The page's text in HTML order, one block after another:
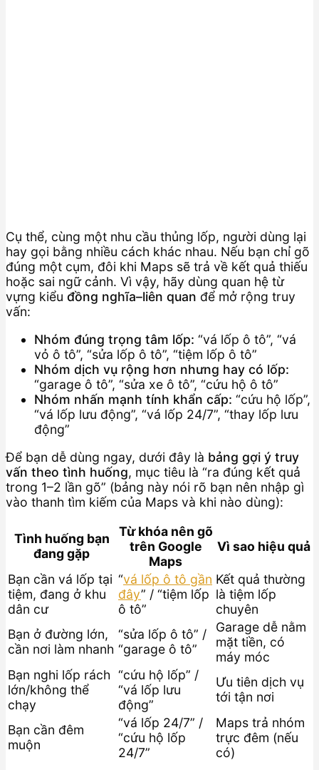
Cụ thể, cùng một nhu cầu thủng lốp, người dùng lại
hay gọi bằng nhiều cách khác nhau. Nếu bạn chỉ gõ
đúng một cụm, đôi khi Maps sẽ trả về kết quả thiếu
hoặc sai ngữ cảnh. Vì vậy, hãy dùng quan hệ từ
vựng kiểu đồng nghĩa–liên quan để mở rộng truy
vấn:
Nhóm đúng trọng tâm lốp: “vá lốp ô tô”, “vá
vỏ ô tô”, “sửa lốp ô tô”, “tiệm lốp ô tô”
Nhóm dịch vụ rộng hơn nhưng hay có lốp:
“garage ô tô”, “sửa xe ô tô”, “cứu hộ ô tô”
Nhóm nhấn mạnh tính khẩn cấp: “cứu hộ lốp”,
“vá lốp lưu động”, “vá lốp 24/7”, “thay lốp lưu
động”
Để bạn dễ dùng ngay, dưới đây là bảng gợi ý truy
vấn theo tình huống, mục tiêu là “ra đúng kết quả
trong 1–2 lần gõ” (bảng này nói rõ bạn nên nhập gì
vào thanh tìm kiếm của Maps và khi nào dùng):
Tình huống bạn
đang gặp
Từ khóa nên gõ
trên Google
Maps
Vì sao hiệu quả
Bạn cần vá lốp tại
tiệm, đang ở khu
dân cư
“vá lốp ô tô gần
đây” / “tiệm lốp
ô tô”
Kết quả thường
là tiệm lốp
chuyên
Bạn ở đường lớn,
cần nơi làm nhanh
“sửa lốp ô tô” /
“garage ô tô”
Garage dễ nằm
mặt tiền, có
máy móc
Bạn nghi lốp rách
lớn/không thể
chạy
“cứu hộ lốp” /
“vá lốp lưu
động”
Ưu tiên dịch vụ
tới tận nơi
Bạn cần đêm
muộn
“vá lốp 24/7” /
“cứu hộ lốp
24/7”
Maps trả nhóm
trực đêm (nếu
có)